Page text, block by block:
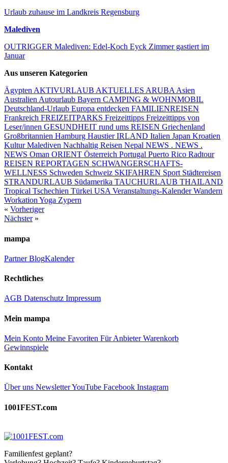
Urlaub zuhause im Landkreis Regensburg
Malediven
OUTRIGGER Malediven: Edel-Koch Eyck Zimmer gastiert im
Januar
Aus unseren Kategorien
Ägypten AKTIVURLAUB AKTUELLES ARUBA Asien
Australien Autourlaub Bayern CAMPING & WOHNMOBIL
Deutschland-Urlaub Europa entdecken FAMILIENREISEN
Frankreich FREIZEITPARKS Freizeittipps Freizeittipps von
Leser/innen GESUNDHEIT rund ums REISEN Griechenland
Großbritannien Hamburg HaustierIRLAND Italien Japan Kroatien
KulturMalediven Nachhaltig Reisen Nepal NEWS . NEWS .
NEWS Oman ORIENT Österreich Portugal Puerto Rico Radtour
REISEN REPORTAGEN SCHWANGERSCHAFTS-
WELLNESS Schweden Schweiz SKIFAHREN Sport Städtereisen
STRANDURLAUB Südamerika TAUCHURLAUB THAILAND
Tropical Tschechien Türkei USA Veranstaltungs-KalenderWandern
Workation Yoga Zypern
« Vorheriger
Nächster»
mampa
PartnerBlogKalender
Rechtliches
AGB Datenschutz Impressum
Mein mampa
Mein Konto Meine Favoriten Für AnbieterWarenkorb
Gewinnspiele
Kontakt
Über uns NewsletterYouTube Facebook Instagram
1001FEST.com
Familienfest geplant?